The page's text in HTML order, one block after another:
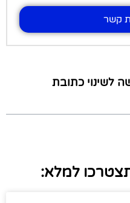
קשר
לשינוי כתובת
למלא: